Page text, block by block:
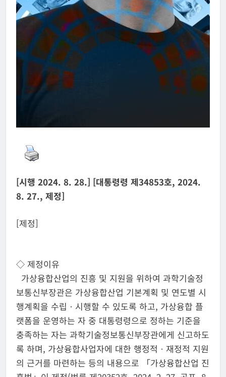
[시행 2024. 8. 28.] [대통령령 제34853호, 2024.
8. 27., 제정]
[제정]
◇ 제정이유
가상융합산업의 진흥 및 지원을 위하여 과학기술정
보통신부장관은 가상융합산업 기본계획 및 연도별 시
행계획을 수립ㆍ시행할 수 있도록 하고, 가상융합 플
랫폼을 운영하는 자 중 대통령령으로 정하는 기준을
충족하는 자는 과학기술정보통신부장관에게 신고하도
록 하며, 가상융합사업자에 대한 행정적ㆍ재정적 지원
의 근거를 마련하는 등의 내용으로 「가상융합산업 진